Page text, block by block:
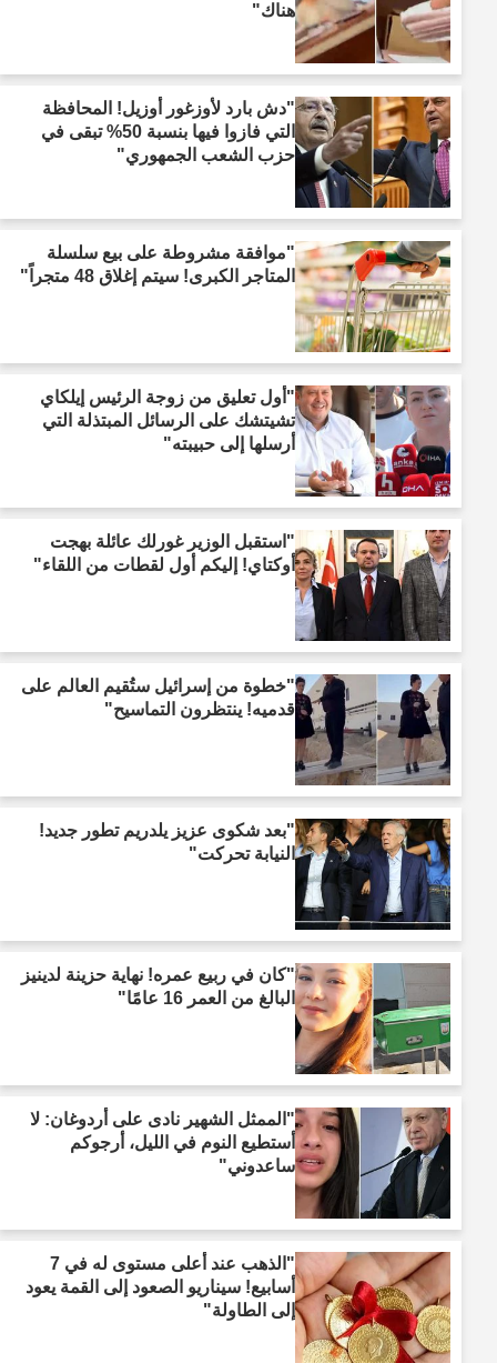
هناك"
"دش بارد لأوزغور أوزيل! المحافظة
التي فازوا فيها بنسبة 50% تبقى في
حزب الشعب الجمهوري"
"موافقة مشروطة على بيع سلسلة
المتاجر الكبرى! سيتم إغلاق 48 متجراً"
"أول تعليق من زوجة الرئيس إيلكاي
تشيتشك على الرسائل المبتذلة التي
أرسلها إلى حبيبته"
"استقبل الوزير غورلك عائلة بهجت
أوكتاي! إليكم أول لقطات من اللقاء"
"خطوة من إسرائيل ستُقيم العالم على
قدميه! ينتظرون التماسيح"
"بعد شكوى عزيز يلدريم تطور جديد!
النيابة تحركت"
"كان في ربيع عمره! نهاية حزينة لدينيز
البالغ من العمر 16 عامًا"
"الممثل الشهير نادى على أردوغان: لا
أستطيع النوم في الليل، أرجوكم
ساعدوني"
"الذهب عند أعلى مستوى له في 7
أسابيع! سيناريو الصعود إلى القمة يعود
إلى الطاولة"